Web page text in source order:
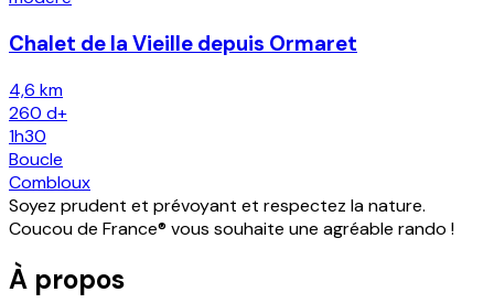
Chalet de la Vieille depuis Ormaret
4,6 km
260 d+
1h30
Boucle
Combloux
Soyez prudent et prévoyant et respectez la nature.
Coucou de France® vous souhaite une agréable rando !
À propos